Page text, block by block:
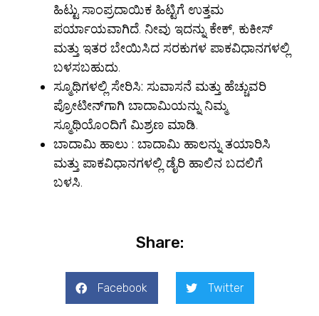
ಹಿಟ್ಟು ಸಾಂಪ್ರದಾಯಿಕ ಹಿಟ್ಟಿಗೆ ಉತ್ತಮ
ಪರ್ಯಾಯವಾಗಿದೆ. ನೀವು ಇದನ್ನು ಕೇಕ್, ಕುಕೀಸ್
ಮತ್ತು ಇತರ ಬೇಯಿಸಿದ ಸರಕುಗಳ ಪಾಕವಿಧಾನಗಳಲ್ಲಿ
ಬಳಸಬಹುದು.
ಸ್ಮೂಥಿಗಳಲ್ಲಿ ಸೇರಿಸಿ: ಸುವಾಸನೆ ಮತ್ತು ಹೆಚ್ಚುವರಿ
ಪ್ರೋಟೀನ್‌ಗಾಗಿ ಬಾದಾಮಿಯನ್ನು ನಿಮ್ಮ
ಸ್ಮೂಥಿಯೊಂದಿಗೆ ಮಿಶ್ರಣ ಮಾಡಿ.
ಬಾದಾಮಿ ಹಾಲು : ಬಾದಾಮಿ ಹಾಲನ್ನು ತಯಾರಿಸಿ
ಮತ್ತು ಪಾಕವಿಧಾನಗಳಲ್ಲಿ ಡೈರಿ ಹಾಲಿನ ಬದಲಿಗೆ
ಬಳಸಿ.
Share:
Facebook Twitter